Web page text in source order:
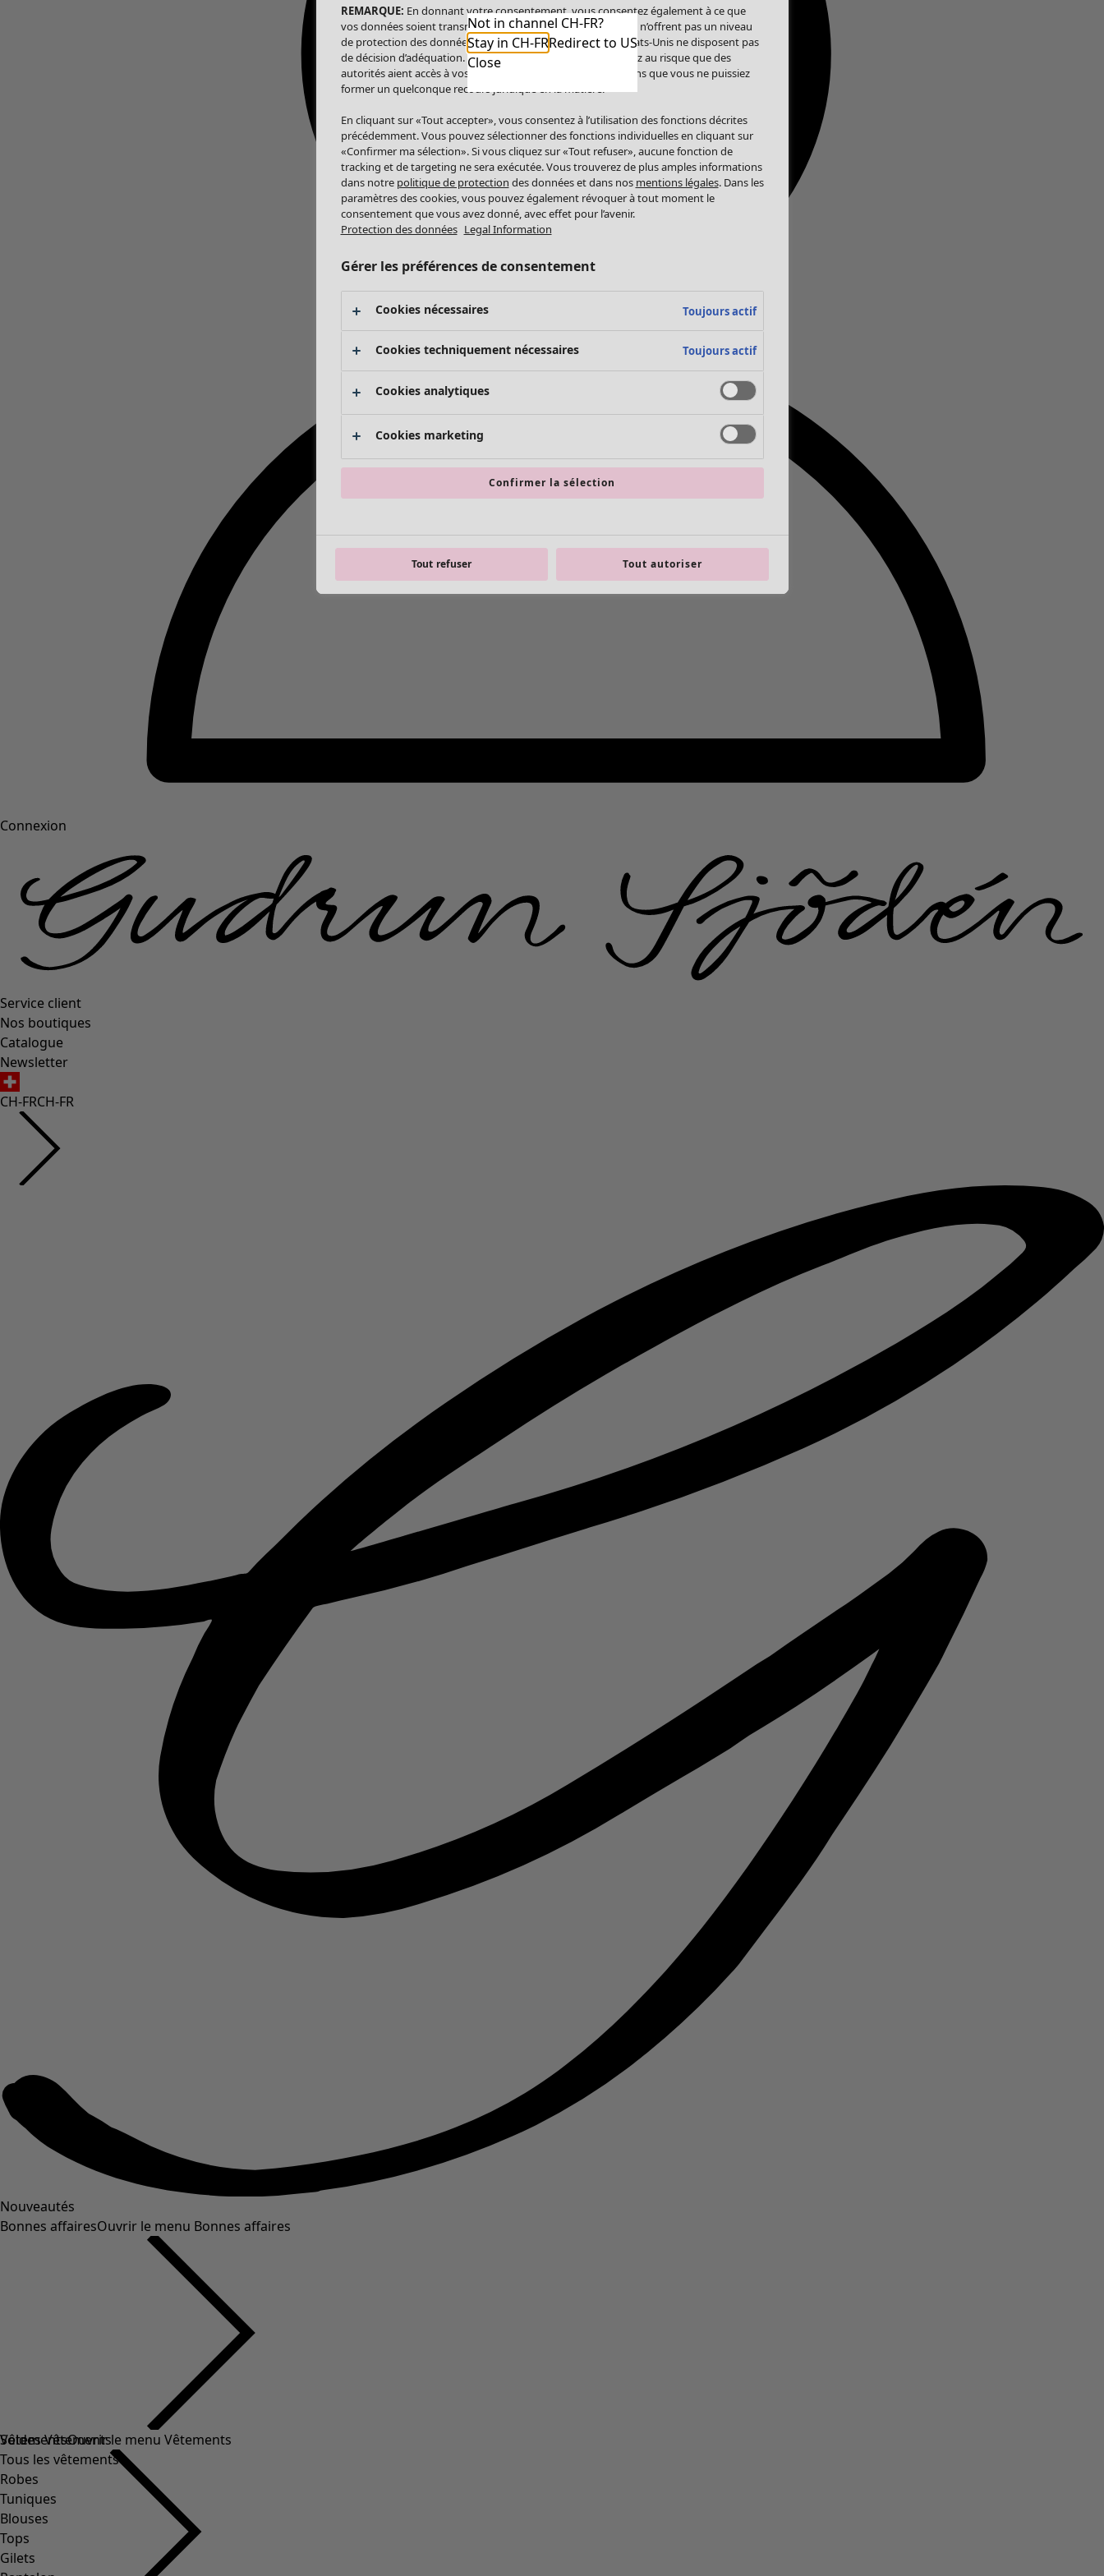
Connexion
Service client
Nos boutiques
Catalogue
Newsletter
CH-FRCH-FR
Nouveautés
Bonnes affairesOuvrir le menu Bonnes affaires
Soldes Vêtements
Tous les vêtements
Robes
Tuniques
Blouses
Tops
Gilets
VêtementsOuvrir le menu Vêtements
Not in channel CH-FR?
Stay in CH-FRRedirect to US
Close
REMARQUE: En donnant votre consentement, vous consentez également à ce que
vos données soient transmises aux États-Unis. Les États-Unis n’offrent pas un niveau
de protection des données comparable à celui de l’UE. Les États-Unis ne disposent pas
de décision d’adéquation. Par conséquent, vous vous exposez au risque que des
autorités aient accès à vos données à caractère personnel sans que vous ne puissiez
former un quelconque recours juridique en la matière.
En cliquant sur «Tout accepter», vous consentez à l’utilisation des fonctions décrites
précédemment. Vous pouvez sélectionner des fonctions individuelles en cliquant sur
«Confirmer ma sélection». Si vous cliquez sur «Tout refuser», aucune fonction de
tracking et de targeting ne sera exécutée. Vous trouverez de plus amples informations
dans notre politique de protection des données et dans nos mentions légales. Dans les
paramètres des cookies, vous pouvez également révoquer à tout moment le
consentement que vous avez donné, avec effet pour l’avenir.
Protection des données Legal Information
Gérer les préférences de consentement
Cookies nécessaires Toujours actif
Cookies techniquement nécessaires Toujours actif
Cookies analytiques
Cookies marketing
Confirmer la sélection
Tout refuser Tout autoriser